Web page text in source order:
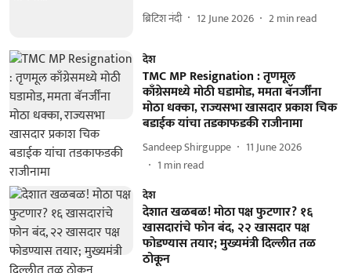
ब्रिटिश नंदी 12 June 2026 2min read
देश
TMC MP Resignation : तृणमूल
काँग्रेसमध्ये मोठी घडामोड, ममता बॅनर्जींना
मोठा धक्का, राज्यसभा खासदार प्रकाश चिक
बडाईक यांचा तडकाफडकी राजीनामा
Sandeep Shirguppe
11 June 2026
1 min read
देश
देशात खळबळ! मोठा पक्ष फुटणार? १६
खासदारांचे फोन बंद, २२ खासदार पक्ष
फोडण्यास तयार; मुख्यमंत्री दिल्लीत तळ
ठोकून